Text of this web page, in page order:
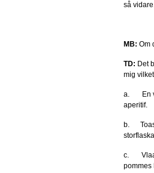
så
MB: Om
TD: Det
mig
a. En
aperitif.
b. Toast
c.
pommes